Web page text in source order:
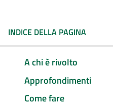
INDICE DELLA PAGINA
A chi è rivolto
Approfondimenti
Come fare